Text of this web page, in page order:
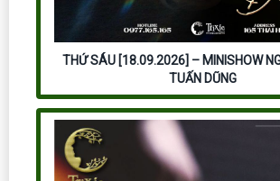
THỨ SÁU [18.09.2026] – MINISHOW
TUẤN DŨNG